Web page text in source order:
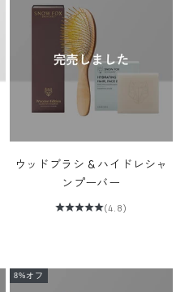
ウッドブラシ & ハイドレシャ
ンプーバー
(4.8)
8%オフ